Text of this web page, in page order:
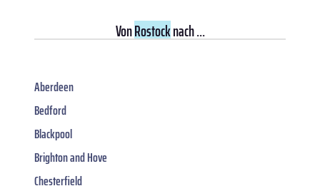
VonRostocknach ...
Aberdeen
Bedford
Blackpool
Brighton and Hove
Chesterfield